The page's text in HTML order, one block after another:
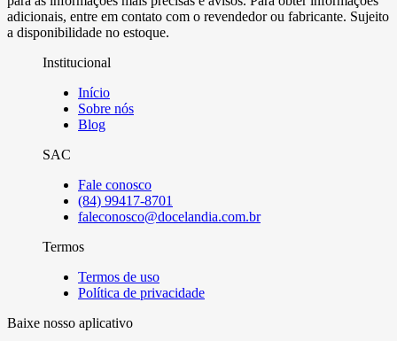
adicionais, entre em contato com o revendedor ou fabricante. Sujeito
a disponibilidade no estoque.
Institucional
Início
Sobre nós
Blog
SAC
Fale conosco
(84) 99417-8701
faleconosco@docelandia.com.br
Termos
Termos de uso
Política de privacidade
Baixe nosso aplicativo